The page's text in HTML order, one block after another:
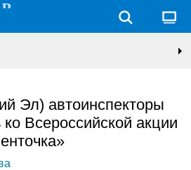
Эл) автоинспекторы
Всероссийской акции